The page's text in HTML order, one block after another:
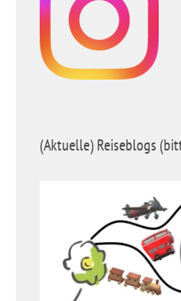
(Aktuelle) Reiseblogs